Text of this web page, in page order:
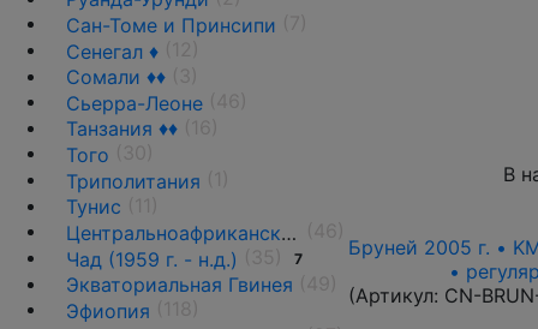
Сан-Томе и Принсипи
Сенегал ♦
Сомали ♦♦
Сьерра-Леоне
Танзания ♦♦
Того
Триполитания
Тунис
Центральноафриканская Республика ♦♦
Чад (1959 г. - н.д.)
7
Экваториальная Гвинея
Эфиопия
В
Бруней 2005 г. •
•
(Артикул: CN-